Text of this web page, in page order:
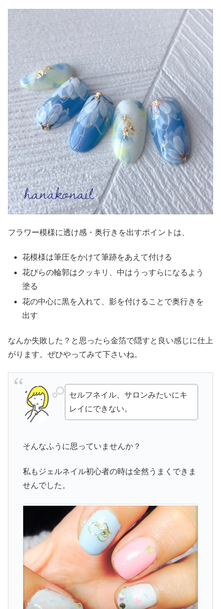
フラワー模様に透け感・奥行きを出すポイントは、
花模様は筆圧をかけて筆跡をあえて付ける
花びらの輪郭はクッキリ、中はうっすらになるよう
塗る
花の中心に黒を入れて、影を付けることで奥行きを
出す
なんか失敗した？と思ったら金箔で隠すと良い感じに仕上
がります。ぜひやってみて下さいね。
セルフネイル、サロンみたいにキ
レイにできない。
そんなふうに思っていませんか？
私もジェルネイル初心者の時は全然うまくできま
せんでした。